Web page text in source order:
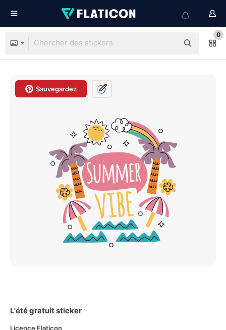
0
Sauvegardez
L'été gratuit sticker
Licence Flaticon